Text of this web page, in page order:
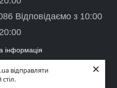
відправляти
×
Відповідаємо з 10:00
інформація
сайту